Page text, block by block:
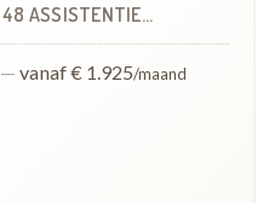
48 ASSISTENTIEWONINGEN
— vanaf € 1.925/maand